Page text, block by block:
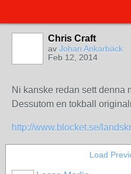
Chris Craft
av Johan Ankarbäck
Feb 12, 2014
Ni kanske redan sett denna
Dessutom en tokball
http://www.blocket.se/
Load